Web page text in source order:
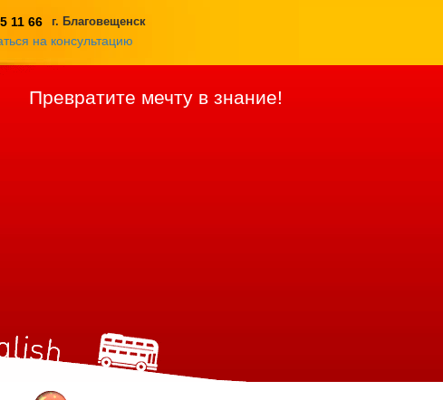
11 66 г. Благовещенск
на консультацию
Превратите мечту в знание!